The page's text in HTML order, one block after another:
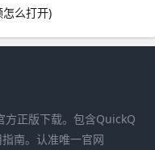
么打开)
方正版下载。包含QuickQ
南。认准唯一官网